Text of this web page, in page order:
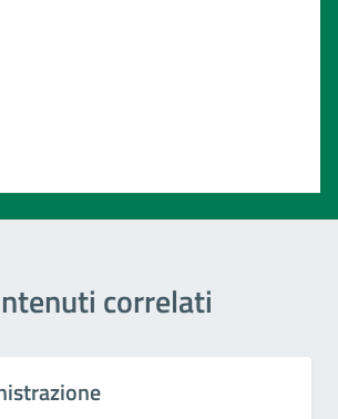
correlati